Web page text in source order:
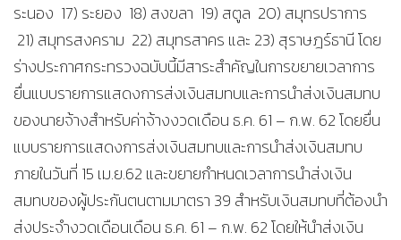
ระนอง 17) ระยอง 18) สงขลา 19) สตูล 20) สมุทรปราการ
21) สมุทรสงคราม 22) สมุทรสาคร และ 23) สุราษฎร์ธานี โดย
ร่างประกาศกระทรวงฉบับนี้มีสาระสำคัญในการขยายเวลาการ
ยื่นแบบรายการแสดงการส่งเงินสมทบและการนำส่งเงินสมทบ
ของนายจ้างสำหรับค่าจ้างงวดเดือน ธ.ค. 61 – ก.พ. 62 โดยยื่น
แบบรายการแสดงการส่งเงินสมทบและการนำส่งเงินสมทบ
ภายในวันที่ 15 เม.ย.62 และขยายกำหนดเวลาการนำส่งเงิน
สมทบของผู้ประกันตนตามมาตรา 39 สำหรับเงินสมทบที่ต้องนำ
ส่งประจำงวดเดือนเดือน ธ.ค. 61 – ก.พ. 62 โดยให้นำส่งเงิน